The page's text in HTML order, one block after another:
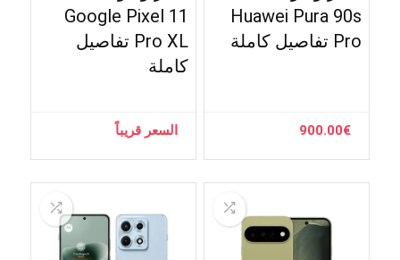
Huawei Pura 90s
Pro تفاصيل كاملة
€
900.00
Google Pixel 11
Pro XL تفاصيل
كاملة
السعر قريباً